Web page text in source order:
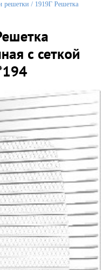
решетки / 1919Г Решетка
с сеткой